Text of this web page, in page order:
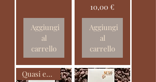
Aggiungi
al
carrello
Prezzo
10,00 €
Aggiungi
al
carrello
Quasi esaurito